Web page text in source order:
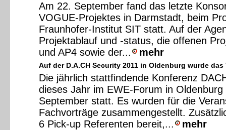
Am 22. September fand das letzte
VOGUE-Projektes in Darmstadt, beim
Fraunhofer-Institut SIT statt. Auf der
Projektablauf und -status, die offenen
und AP4 sowie der...
mehr
Auf der D.A.CH Security 2011 in Oldenburg wurde
Die jährlich stattfindende Konferenz
dieses Jahr im EWE-Forum in
September statt. Es wurden für die
Fachvorträge zusammengestellt.
6 Pick-up Referenten bereit,...
mehr